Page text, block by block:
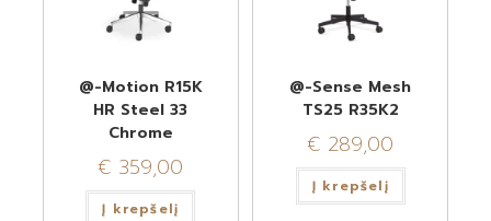
@-Motion R15K
HR Steel 33
Chrome
€ 359,00
Į krepšelį
@-Sense Mesh
TS25 R35K2
€ 289,00
Į krepšelį